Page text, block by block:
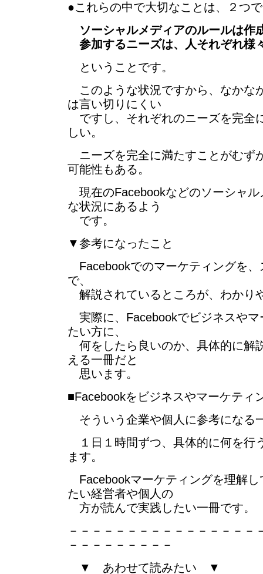
●これらの中で大切なことは、２つ
ソーシャルメディアのルールは作
参加するニーズは、人それぞれ様
ということです。
このような状況ですから、なかな
は言い切りにくい
ですし、それぞれのニーズを完全
しい。
ニーズを完全に満たすことがむず
可能性もある。
現在のFacebookなどのソーシャル
な状況にあるよう
です。
▼参考になったこと
Facebookでのマーケティングを、
で、
解説されているところが、わかり
実際に、Facebookでビジネスやマ
たい方に、
何をしたら良いのか、具体的に解
える一冊だと
思います。
■Facebookをビジネスやマーケティ
そういう企業や個人に参考になる
１日１時間ずつ、具体的に何を行
ます。
Facebookマーケティングを理解し
たい経営者や個人の
方が読んで実践したい一冊です。
－－－－－－－－－－－－－－－－
－－－－－－－－－
▼ あわせて読みたい ▼